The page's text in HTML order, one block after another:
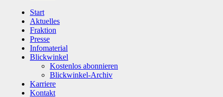
Start
Aktuelles
Fraktion
Presse
Infomaterial
Blickwinkel
Kostenlos abonnieren
Blickwinkel-Archiv
Karriere
Kontakt